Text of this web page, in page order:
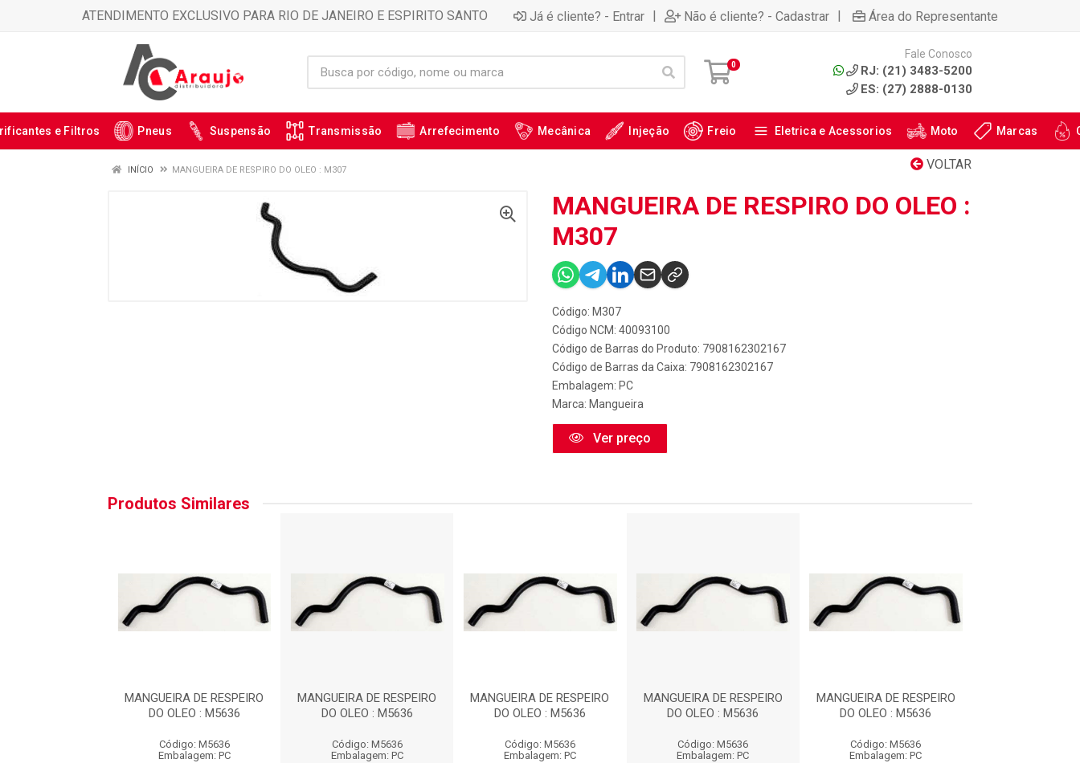
ATENDIMENTO EXCLUSIVO PARA RIO DE JANEIRO E ESPIRITO SANTO Já é cliente? - Entrar | Não é cliente? - Cadastrar | Área do Representante
0
Fale Conosco
RJ: (21) 3483-5200
ES: (27) 2888-0130
e Filtros Pneus Suspensão Transmissão Arrefecimento Mecânica Injeção Freio Eletrica e Acessorios Moto Marcas
VOLTAR
INÍCIO MANGUEIRA DE RESPIRO DO OLEO : M307
MANGUEIRA DE RESPIRO DO OLEO :
M307
Código: M307
Código NCM: 40093100
Código de Barras do Produto: 7908162302167
Código de Barras da Caixa: 7908162302167
Embalagem: PC
Marca: Mangueira
Ver preço
Produtos Similares
MANGUEIRA DE RESPEIRO
DO OLEO : M5636
Código: M5636
Embalagem: PC
MANGUEIRA DE RESPEIRO
DO OLEO : M5636
Código: M5636
Embalagem: PC
MANGUEIRA DE RESPEIRO
DO OLEO : M5636
Código: M5636
Embalagem: PC
MANGUEIRA DE RESPEIRO
DO OLEO : M5636
Código: M5636
Embalagem: PC
MANGUEIRA DE RESPEIRO
DO OLEO : M5636
Código: M5636
Embalagem: PC